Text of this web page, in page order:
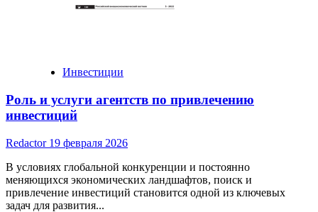
Инвестиции
Роль и услуги агентств по привлечению
инвестиций
Redactor 19 февраля 2026
В условиях глобальной конкуренции и постоянно
меняющихся экономических ландшафтов, поиск и
привлечение инвестиций становится одной из ключевых
задач для развития...